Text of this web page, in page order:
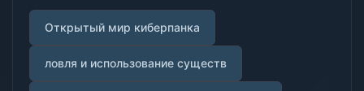
Открытый мир киберпанка
ловля и использование существ